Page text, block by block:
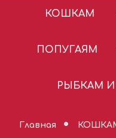
КОШКАМ
ПОПУГАЯМ
РЫБКАМ
Главная